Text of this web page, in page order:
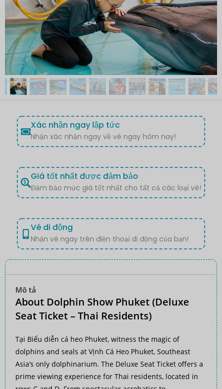
Xác nhận ngay lập tức
Nhận xác nhận ngay về vé ngay hôm nay!
Giá tốt nhất được đảm bảo
Đảm bảo mức giá tốt nhất cho tất cả các loại vé!
Vé di động
Nhận vé ngay trên điện thoại di động của bạn!
Mô tả
About Dolphin Show Phuket (Deluxe
Seat Ticket – Thai Residents)
Tại Biểu diễn cá heo Phuket, witness the magic of
dolphins and seals at Vịnh Cá Heo Phuket, Southeast
Asia’s only dolphinarium. The Deluxe Seat Ticket offers a
prime viewing experience for Thai residents, located in